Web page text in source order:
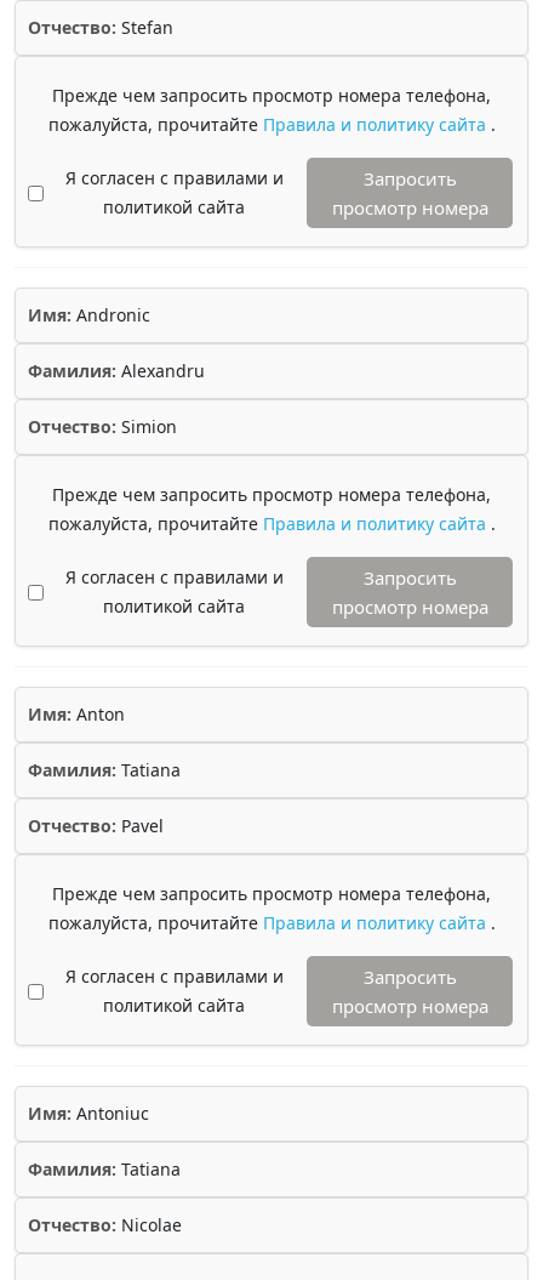
Отчество: Stefan
Прежде чем запросить просмотр номера телефона,
пожалуйста, прочитайте Правила и политику сайта .
Я согласен с правилами и
политикой сайта
Запросить
просмотр номера
Имя: Andronic
Фамилия: Alexandru
Отчество: Simion
Прежде чем запросить просмотр номера телефона,
пожалуйста, прочитайте Правила и политику сайта .
Я согласен с правилами и
политикой сайта
Запросить
просмотр номера
Имя: Anton
Фамилия: Tatiana
Отчество: Pavel
Прежде чем запросить просмотр номера телефона,
пожалуйста, прочитайте Правила и политику сайта .
Я согласен с правилами и
политикой сайта
Запросить
просмотр номера
Имя: Antoniuc
Фамилия: Tatiana
Отчество: Nicolae